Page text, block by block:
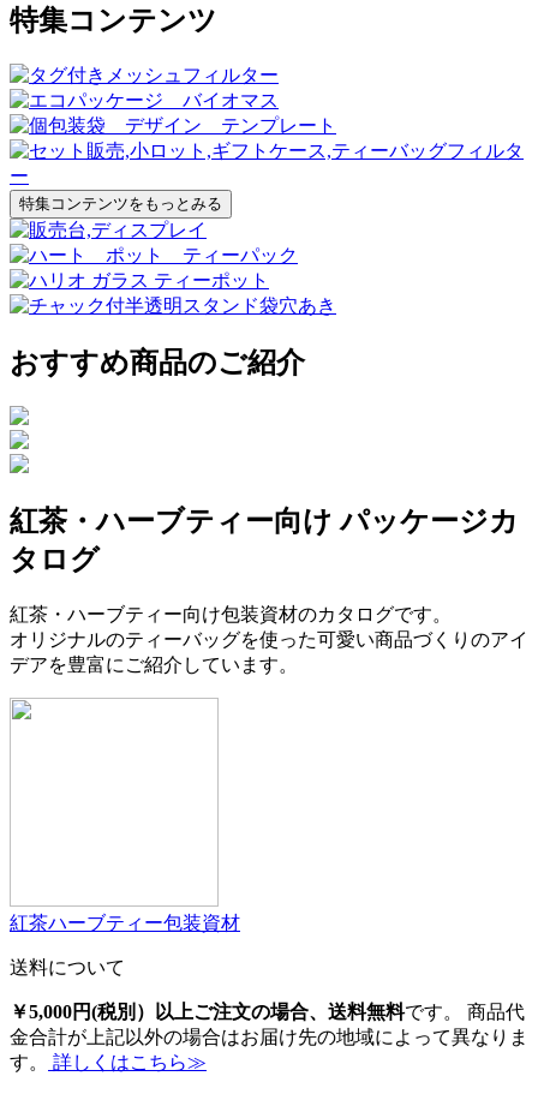
特集コンテンツ
特集コンテンツをもっとみる
おすすめ商品のご紹介
紅茶・ハーブティー向け パッケージカ
タログ
紅茶・ハーブティー向け包装資材のカタログです。
オリジナルのティーバッグを使った可愛い商品づくりのアイ
デアを豊富にご紹介しています。
紅茶ハーブティー包装資材
送料について
￥5,000円(税別）以上ご注文の場合、送料無料です。 商品代
金合計が上記以外の場合はお届け先の地域によって異なりま
す。
詳しくはこちら≫